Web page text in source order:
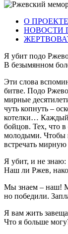
О ПРОЕКТЕ
НОВОСТИ
Я убит подо
В безымянном
Эти слова
битве. Подо
мирные
чуть копнуть –
котелки… Каждый
бойцов. Тех, что в
молодыми. Чтобы
встречать мирную
Я убит, и не знаю:
Наш ли Ржев,
Мы знаем – наш!
но победили.
Я вам жить
Что я больше